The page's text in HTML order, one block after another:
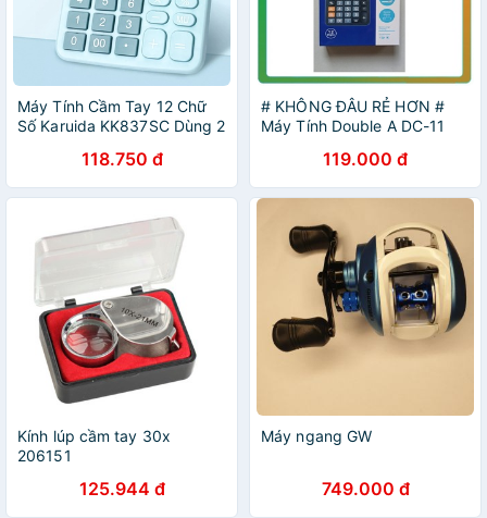
Máy Tính Cầm Tay 12 Chữ
Số Karuida KK837SC Dùng 2
118.750 đ
# KHÔNG ĐÂU RẺ HƠN #
Máy Tính Double A DC-11
119.000 đ
Kính lúp cầm tay 30x
206151
125.944 đ
Máy ngang GW
749.000 đ